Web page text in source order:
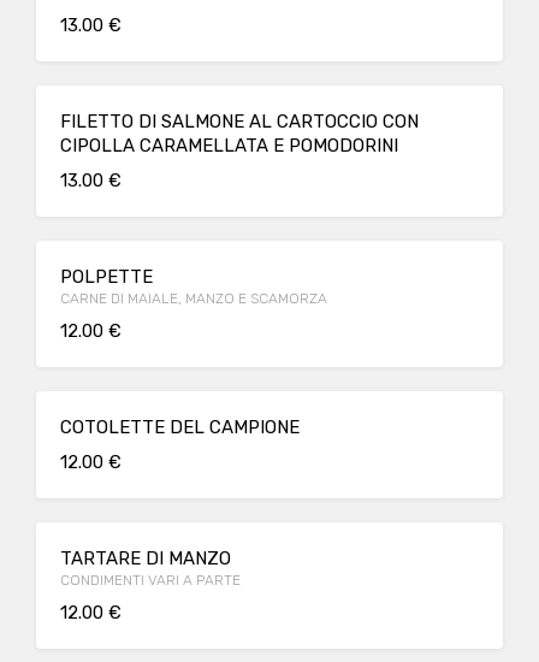
13.00 €
FILETTO DI SALMONE AL CARTOCCIO CON
CIPOLLA CARAMELLATA E POMODORINI
13.00 €
POLPETTE
CARNE DI MAIALE, MANZO E SCAMORZA
12.00 €
COTOLETTE DEL CAMPIONE
12.00 €
TARTARE DI MANZO
CONDIMENTI VARI A PARTE
12.00 €